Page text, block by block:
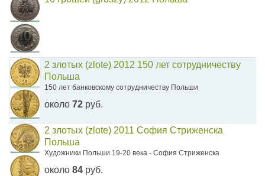
2 злотых (zlote) 2012 150 лет сотрудничеству
Польша
150 лет банковскому сотрудничеству Польши
около 72 руб.
2 злотых (zlote) 2011 София Стриженска
Польша
Художники Польши 19-20 века - София Стриженска
около 84 руб.